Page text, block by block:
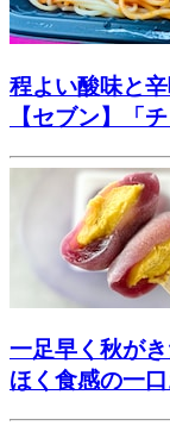
程よい酸味と
【セブン】「
一足早く秋が
ほく食感の一